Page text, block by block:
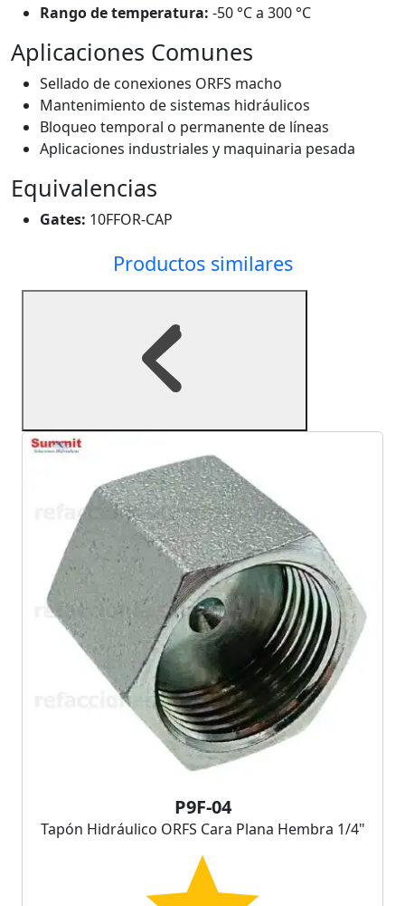
Rango de temperatura: -50 °C a 300 °C
Aplicaciones Comunes
Sellado de conexiones ORFS macho
Mantenimiento de sistemas hidráulicos
Bloqueo temporal o permanente de líneas
Aplicaciones industriales y maquinaria pesada
Equivalencias
Gates: 10FFOR-CAP
Productos similares
P9F-04
Tapón Hidráulico ORFS Cara Plana Hembra 1/4"